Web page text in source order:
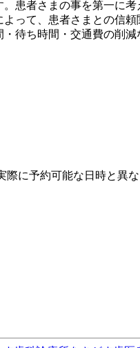
患者さまの事を第一に
って、患者さまとの信
待ち時間・交通費の削
に予約可能な日時と異